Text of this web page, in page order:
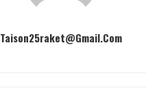
Taison25raket@gmail.com